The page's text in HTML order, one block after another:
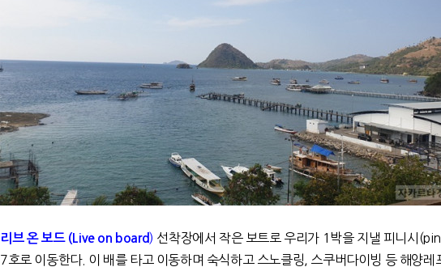
리브 온보드 (Live on board ) 선착장에서 작은 보트로 우리가 1박을 지낼 피니시
7호로 이동한다. 이 배를 타고 이동하며 숙식하고 스노클링, 스쿠버다이빙 등 해양레